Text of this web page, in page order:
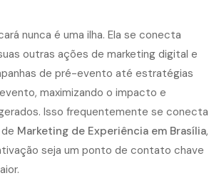
nunca é uma ilha. Ela se conecta
outras ações de marketing digital e
de pré-evento até estratégias
maximizando o impacto e
Isso frequentemente se conecta
Marketing de Experiência em Brasília,
seja um ponto de contato chave